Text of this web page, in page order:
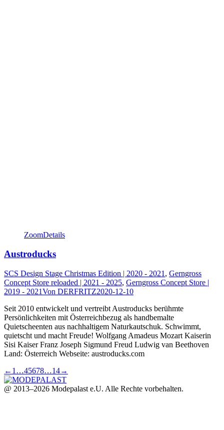
ZoomDetails
Austroducks
SCS Design Stage Christmas Edition | 2020 - 2021 , Gerngross
Concept Store reloaded | 2021 - 2025, Gerngross Concept Store |
2019 - 2021Von DERFRITZ2020-12-10
Seit 2010 entwickelt und vertreibt Austroducks berühmte
Persönlichkeiten mit Österreichbezug als handbemalte
Quietscheenten aus nachhaltigem Naturkautschuk. Schwimmt,
quietscht und macht Freude! Wolfgang Amadeus Mozart Kaiserin
Sisi Kaiser Franz Joseph Sigmund Freud Ludwig van Beethoven
Land: Österreich Webseite: austroducks.com
← 1 …45678…14→
@ 2013–2026 Modepalast e.U. Alle Rechte vorbehalten.